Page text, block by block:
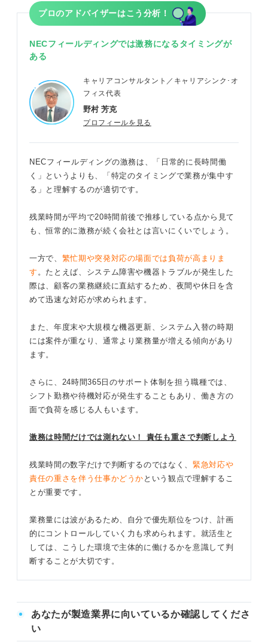
プロのアドバイザーはこう分析！
NECフィールディングでは激務になるタイミングが
ある
キャリアコンサルタント／キャリアシンク･オ
フィス代表
野村 芳克
プロフィールを見る
NECフィールディングの激務は、「日常的に長時間働
く」というよりも、「特定のタイミングで業務が集中す
る」と理解するのが適切です。
残業時間が平均で20時間前後で推移している点から見て
も、恒常的に激務が続く会社とは言いにくいでしょう。
一方で、 繁忙期や突発対応の場面では負荷が高まりま
す 。たとえば、システム障害や機器トラブルが発生した
際は、顧客の業務継続に直結するため、夜間や休日を含
めて迅速な対応が求められます。
また、年度末や大規模な機器更新、システム入替の時期
には案件が重なり、通常より業務量が増える傾向があり
ます。
さらに、24時間365日のサポート体制を担う職種では、
シフト勤務や待機対応が発生することもあり、働き方の
面で負荷を感じる人もいます。
激務は時間だけでは測れない！ 責任も重さで判断しよう
残業時間の数字だけで判断するのではなく、 緊急対応や
責任の重さを伴う仕事かどうか という観点で理解するこ
とが重要です。
業務量には波があるため、自分で優先順位をつけ、計画
的にコントロールしていく力も求められます。就活生と
しては、こうした環境で主体的に働けるかを意識して判
断することが大切です。
あなたが製造業界に向いているか確認してくださ
い